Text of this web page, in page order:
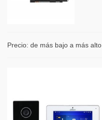
Precio: de más bajo a más alto